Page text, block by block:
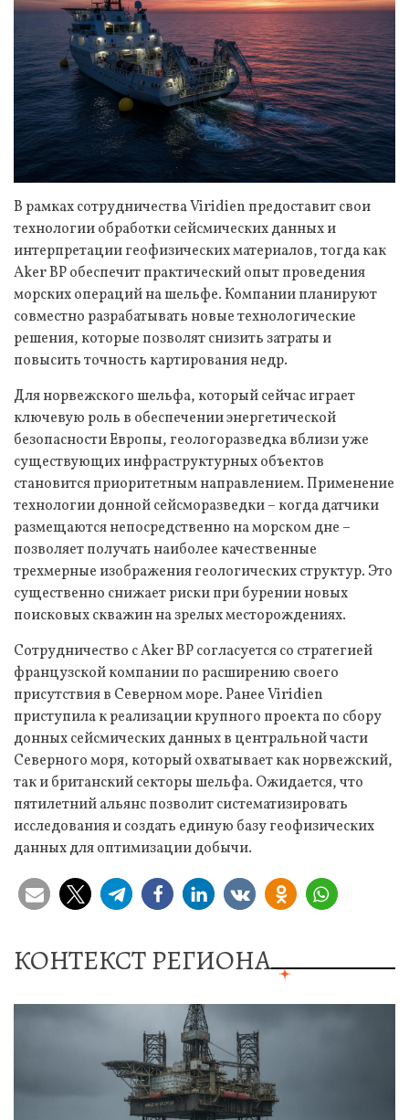
В рамках сотрудничества Viridien предоставит свои
технологии обработки сейсмических данных и
интерпретации геофизических материалов, тогда как
Aker BP обеспечит практический опыт проведения
морских операций на шельфе. Компании планируют
совместно разрабатывать новые технологические
решения, которые позволят снизить затраты и
повысить точность картирования недр.
Для норвежского шельфа, который сейчас играет
ключевую роль в обеспечении энергетической
безопасности Европы, геологоразведка вблизи уже
существующих инфраструктурных объектов
становится приоритетным направлением. Применение
технологии донной сейсморазведки – когда датчики
размещаются непосредственно на морском дне –
позволяет получать наиболее качественные
трехмерные изображения геологических структур. Это
существенно снижает риски при бурении новых
поисковых скважин на зрелых месторождениях.
Сотрудничество с Aker BP согласуется со стратегией
французской компании по расширению своего
присутствия в Северном море. Ранее Viridien
приступила к реализации крупного проекта по сбору
донных сейсмических данных в центральной части
Северного моря, который охватывает как норвежский,
так и британский секторы шельфа. Ожидается, что
пятилетний альянс позволит систематизировать
исследования и создать единую базу геофизических
данных для оптимизации добычи.
КОНТЕКСТ РЕГИОНА